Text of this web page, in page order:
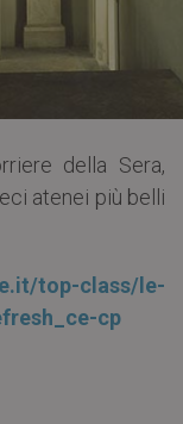
della Sera,
atenei più belli
top-class/le-
cp